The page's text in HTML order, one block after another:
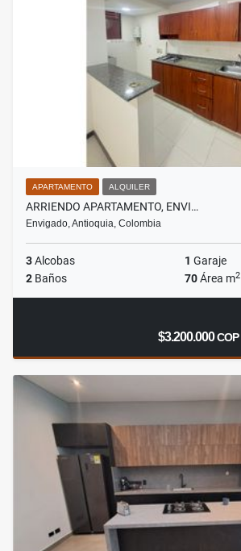
APARTAMENTO ALQUILER
ARRIENDO APARTAMENTO, ENVI…
Envigado, Antioquia, Colombia
3Alcobas 1 Garaje
2 Baños 70Área m2
$3.200.000COP